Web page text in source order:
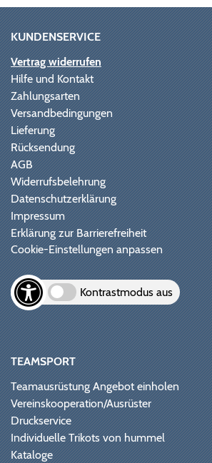
KUNDENSERVICE
Vertrag widerrufen
Hilfe und Kontakt
Zahlungsarten
Versandbedingungen
Lieferung
Rücksendung
AGB
Widerrufsbelehrung
Datenschutzerklärung
Impressum
Erklärung zur Barrierefreiheit
Cookie-Einstellungen anpassen
Kontrastmodus aus
TEAMSPORT
Teamausrüstung Angebot einholen
Vereinskooperation/Ausrüster
Druckservice
Individuelle Trikots von hummel
Kataloge